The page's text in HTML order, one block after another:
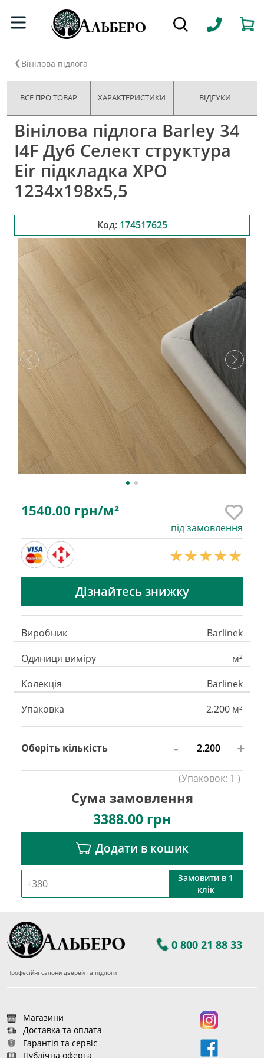
Вінілова підлога
ВСЕ ПРО ТОВАР ХАРАКТЕРИСТИКИ ВІДГУКИ
Вінілова підлога Barley 34
I4F Дуб Селект структура
Eir підкладка XPO
1234х198х5,5
Код: 174517625
1540.00 грн/м²
під замовлення
Дізнайтесь знижку
Виробник
Barlinek
Одиниця виміру
м²
Колекція
Barlinek
Упаковка
2.200 м²
Оберіть кількість - +
(Упаковок: 1 )
Сума замовлення
3388.00 грн
Додати в кошик
Замовити в 1
клік
0 800 21 88 33
Професійні салони дверей та підлоги
Магазини
Доставка та оплата
Гарантія та сервіс
Публічна оферта